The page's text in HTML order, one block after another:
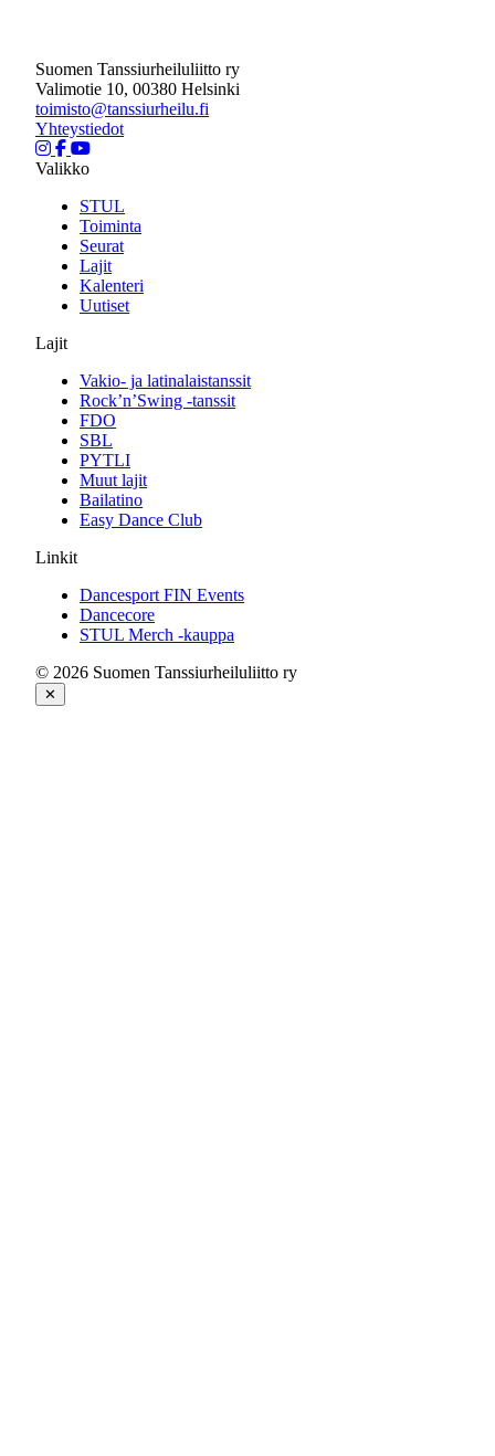
Suomen Tanssiurheiluliitto ry
Valimotie 10, 00380 Helsinki
toimisto@tanssiurheilu.fi
Yhteystiedot
Valikko
STUL
Toiminta
Seurat
Lajit
Kalenteri
Uutiset
Lajit
Vakio- ja latinalaistanssit
Rock’n’Swing -tanssit
FDO
SBL
PYTLI
Muut lajit
Bailatino
Easy Dance Club
Linkit
Dancesport FIN Events
Dancecore
STUL Merch -kauppa
© 2026 Suomen Tanssiurheiluliitto ry
✕